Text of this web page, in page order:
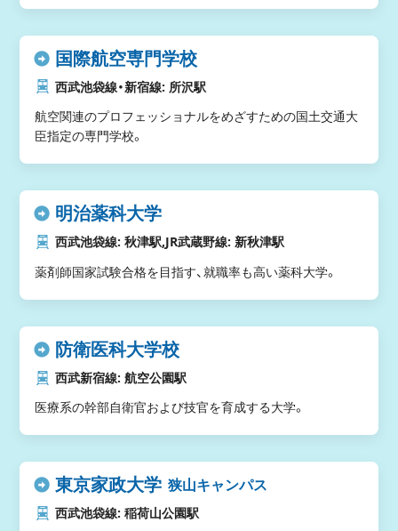
国際航空専門学校
西武池袋線・新宿線: 所沢駅
航空関連のプロフェッショナルをめざすための国土交通大
臣指定の専門学校。
明治薬科大学
西武池袋線: 秋津駅,JR武蔵野線: 新秋津駅
薬剤師国家試験合格を目指す、就職率も高い薬科大学。
防衛医科大学校
西武新宿線: 航空公園駅
医療系の幹部自衛官および技官を育成する大学。
東京家政大学 狭山キャンパス
西武池袋線: 稲荷山公園駅